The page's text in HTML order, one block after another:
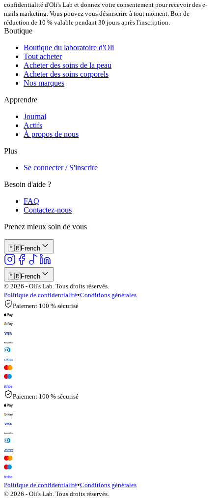
confidentialité d'Oli's Lab et donnez votre consentement pour recevoir des e-
mails marketing. Vous pouvez vous désinscrire à tout moment. Bon de
réduction de 10 % valable pendant 30 jours après l'inscription.
Boutique
Boutique du laboratoire d'Oli
Tout acheter
Acheter des soins de la peau
Acheter des soins corporels
Nos marques
Apprendre
Journal
Actifs
À propos de nous
Plus
Se connecter / S'inscrire
Besoin d'aide ?
FAQ
Contactez-nous
Prenez mieux soin de vous
🇫🇷French
🇫🇷French
© 2026 - Oli's Lab. Tous droits réservés.
Politique de confidentialité•Conditions générales
Paiement 100 % sécurisé
Paiement 100 % sécurisé
Politique de confidentialité•Conditions générales
© 2026 - Oli's Lab. Tous droits réservés.